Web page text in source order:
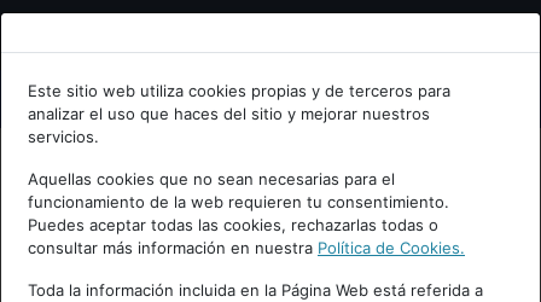
Bienvenid@ a psiquiatria.com
Escribe tu Email
Accede o regístrate con tu email.
Este sitio web utiliza cookies propias y de terceros para
analizar el uso que haces del sitio y mejorar nuestros
servicios.
Aquellas cookies que no sean necesarias para el
funcionamiento de la web requieren tu consentimiento.
Puedes aceptar todas las cookies, rechazarlas todas o
consultar más información en nuestra Política de Cookies.
Toda la información incluida en la Página Web está referida a